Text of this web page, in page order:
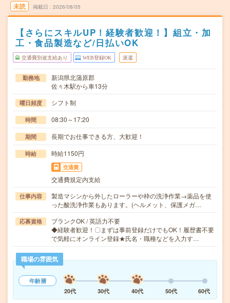
未読 掲載日 2026/08/05
【さらにスキルUP！経験者歓迎！】組立・加
工・食品製造など/日払いOK
交通費別途支給あり WEB登録OK 派遣
勤務地
新潟県北蒲原郡
佐々木駅から車13分
曜日頻度 シフト制
時間 08:30～17:20
期間 長期でお仕事できる方、大歓迎！
時給 時給1150円
交通費
交通費規定内支給
仕事内容
製造マシンから外したローラーや枠の洗浄作業→薬品を使
った酸洗浄作業もあります。(ヘルメット、保護メガ…
応募資格
ブランクOK / 英語力不要
◆経験者歓迎！〇まずは事前登録だけでもOK！履歴書不要
で気軽にオンライン登録★氏名・職種などを入力す…
職場の雰囲気
年齢層
20代
30代 40代 50代 60代